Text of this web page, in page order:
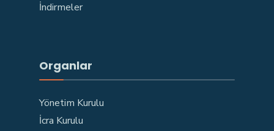
İndirmeler
Organlar
Yönetim Kurulu
İcra Kurulu